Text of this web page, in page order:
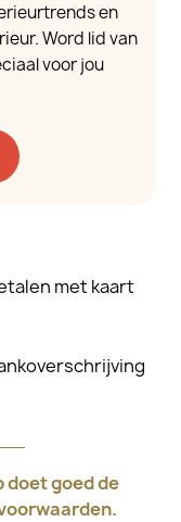
en
Word lid van
voor jou
met kaart
doet goed de